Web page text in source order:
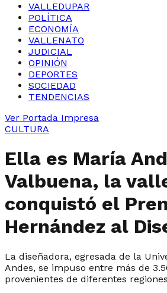
VALLEDUPAR
POLÍTICA
ECONOMÍA
VALLENATO
JUDICIAL
OPINIÓN
DEPORTES
SOCIEDAD
TENDENCIAS
Ver Portada Impresa
CULTURA
Ella es María
Valbuena, la
conquistó el
Hernández al
La diseñadora, egresada de la
Andes, se impuso entre más de
provenientes de diferentes